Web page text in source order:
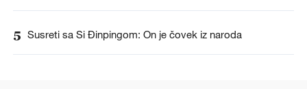
5 Susreti sa Si Đinpingom: On je čovek iz naroda